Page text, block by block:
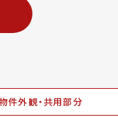
件外観・共用部分